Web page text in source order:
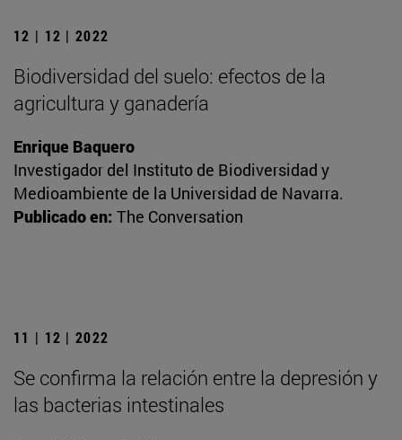
12 | 12 | 2022
Biodiversidad del suelo: efectos de la
agricultura y ganadería
Enrique Baquero
Investigador del Instituto de Biodiversidad y
Medioambiente de la Universidad de Navarra.
Publicado en: The Conversation
11 | 12 | 2022
Se confirma la relación entre la depresión y
las bacterias intestinales